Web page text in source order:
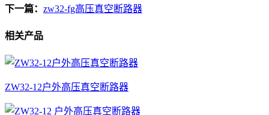
下一篇： zw32-fg高压真空断路器
相关产品
ZW32-12户外高压真空断路器